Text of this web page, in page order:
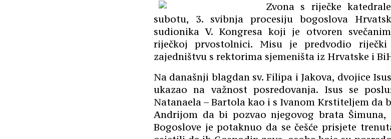
Zvona s riječke
subotu, 3. svibnja procesiju bogoslova
sudionika V. Kongresa koji je otvoren
riječkoj prvostolnici. Misu je predvodio
zajedništvu s rektorima sjemeništa iz Hrvatske i
Na današnji blagdan sv. Filipa i Jakova, dvojice
ukazao na važnost posredovanja. Isus se
Natanaela – Bartola kao i s Ivanom Krstiteljem da
Andrijom da bi pozvao njegovog brata Šimuna,
Bogoslove je potaknuo da se češće prisjete